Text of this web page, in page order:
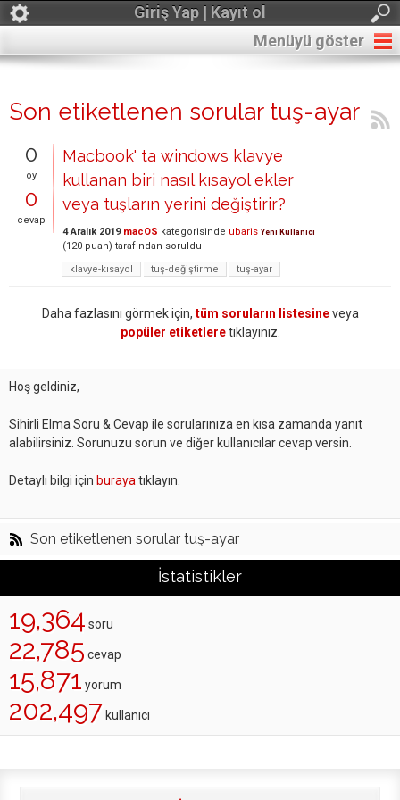
Giriş Yap | Kayıt ol
Menüyü göster
Son etiketlenen sorular tuş-ayar
0
oy
0
cevap
Macbook' ta windows klavye
kullanan biri nasıl kısayol ekler
veya tuşların yerini değiştirir?
4 Aralık 2019 macOS kategorisinde ubaris Yeni Kullanıcı
(120 puan) tarafından soruldu
klavye-kısayol
tuş-değiştirme tuş-ayar
Daha fazlasını görmek için, tüm soruların listesineveya
popüler etiketleretıklayınız.
Hoş geldiniz,
Sihirli Elma Soru & Cevap ile sorularınıza en kısa zamanda yanıt
alabilirsiniz. Sorunuzu sorun ve diğer kullanıcılar cevap versin.
Detaylı bilgi için buraya tıklayın.
Son etiketlenen sorular tuş-ayar
İstatistikler
19,364 soru
22,785 cevap
15,871 yorum
202,497 kullanıcı